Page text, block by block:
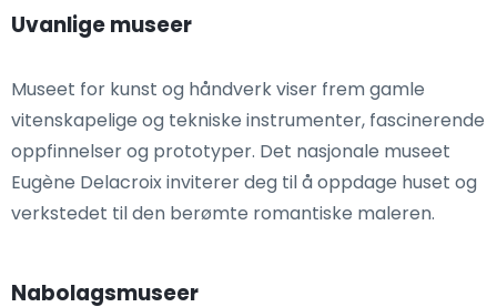
Uvanlige museer
Museet for kunst og håndverk viser frem gamle
vitenskapelige og tekniske instrumenter, fascinerende
oppfinnelser og prototyper. Det nasjonale museet
Eugène Delacroix inviterer deg til å oppdage huset og
verkstedet til den berømte romantiske maleren.
Nabolagsmuseer